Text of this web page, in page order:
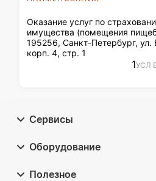
Оказание услуг по
имущества (помещения
195256, Санкт-Петербург, ул.
корп. 4, стр. 1
1УСЛ
Сервисы
Оборудование
Полезное